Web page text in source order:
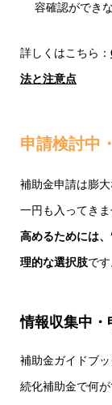
容確認ができ
詳しくはこちら：
法と注意点
申請検討中
補助金申請は膨
一円も入ってきま
高めるためには
理的な選択肢です
情報収集中・
補助金ガイドブ
続化補助金で何